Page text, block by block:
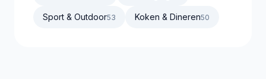
Sport & Outdoor53 Koken & Dineren50